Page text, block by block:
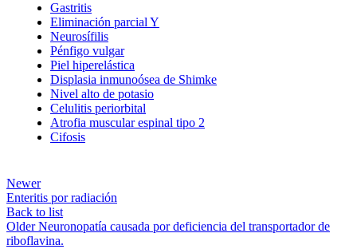
Gastritis
Eliminación parcial Y
Neurosífilis
Pénfigo vulgar
Piel hiperelástica
Displasia inmunoósea de Shimke
Nivel alto de potasio
Celulitis periorbital
Atrofia muscular espinal tipo 2
Cifosis
Newer
Enteritis por radiación
Back to list
Older Neuronopatía causada por deficiencia del transportador de
riboflavina.